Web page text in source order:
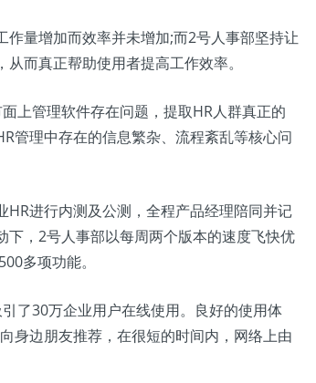
量增加而效率并未增加;而2号人事部坚持让
而真正帮助使用者提高工作效率。
上管理软件存在问题，提取HR人群真正的
管理中存在的信息繁杂、流程紊乱等核心问
进行内测及公测，全程产品经理陪同并记
，2号人事部以每周两个版本的速度飞快优
多项功能。
了30万企业用户在线使用。良好的使用体
身边朋友推荐，在很短的时间内，网络上由